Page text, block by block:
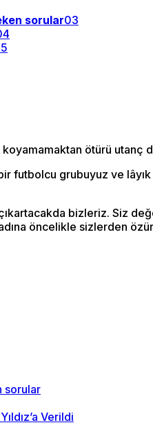
sorular03
ötürü utanç
grubuyuz ve
bizleriz. Siz
öncelikle sizlerden
sorular
Verildi